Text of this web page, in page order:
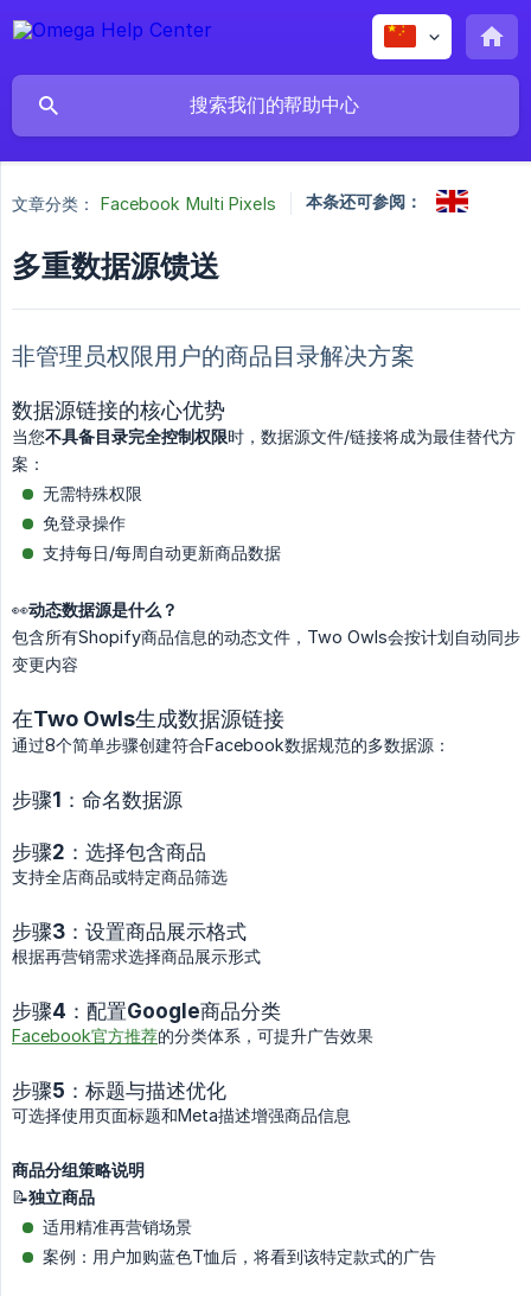
文章分类： Facebook Multi Pixels 本条还可参阅：
多重数据源馈送
非管理员权限用户的商品目录解决方案
数据源链接的核心优势
当您不具备目录完全控制权限时，数据源文件/链接将成为最佳替代方
案：
无需特殊权限
免登录操作
支持每日/每周自动更新商品数据
👀动态数据源是什么？
包含所有Shopify商品信息的动态文件，Two Owls会按计划自动同步
变更内容
在Two Owls生成数据源链接
通过8个简单步骤创建符合Facebook数据规范的多数据源：
步骤1：命名数据源
步骤2：选择包含商品
支持全店商品或特定商品筛选
步骤3：设置商品展示格式
根据再营销需求选择商品展示形式
步骤4：配置Google商品分类
Facebook官方推荐的分类体系，可提升广告效果
步骤5：标题与描述优化
可选择使用页面标题和Meta描述增强商品信息
商品分组策略说明
📝独立商品
适用精准再营销场景
案例：用户加购蓝色T恤后，将看到该特定款式的广告